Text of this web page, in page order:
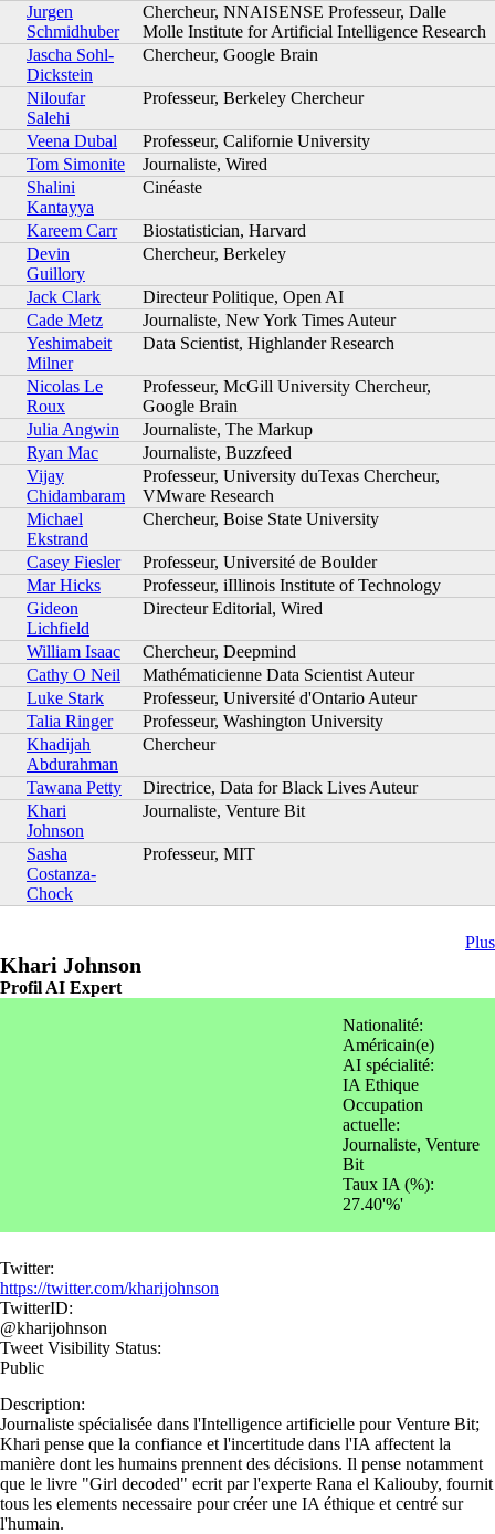
Jurgen
Schmidhuber
Chercheur, NNAISENSE Professeur, Dalle
Molle Institute for Artificial Intelligence Research
Jascha Sohl-
Dickstein
Chercheur, Google Brain
Niloufar
Salehi
Professeur, Berkeley Chercheur
Veena Dubal
Professeur, Californie University
Tom Simonite
Journaliste, Wired
Shalini
Kantayya
Cinéaste
Kareem Carr
Biostatistician, Harvard
Devin
Guillory
Chercheur, Berkeley
Jack Clark
Directeur Politique, Open AI
Cade Metz
Journaliste, New York Times Auteur
Yeshimabeit
Milner
Data Scientist, Highlander Research
Nicolas Le
Roux
Professeur, McGill University Chercheur,
Google Brain
Julia Angwin
Journaliste, The Markup
Ryan Mac
Journaliste, Buzzfeed
Vijay
Chidambaram
Professeur, University duTexas Chercheur,
VMware Research
Michael
Ekstrand
Chercheur, Boise State University
Casey Fiesler
Professeur, Université de Boulder
Mar Hicks
Professeur, iIllinois Institute of Technology
Gideon
Lichfield
Directeur Editorial, Wired
William Isaac
Chercheur, Deepmind
Cathy O Neil
Mathématicienne Data Scientist Auteur
Luke Stark
Professeur, Université d'Ontario Auteur
Talia Ringer
Professeur, Washington University
Khadijah
Abdurahman
Chercheur
Tawana Petty
Directrice, Data for Black Lives Auteur
Khari
Johnson
Journaliste, Venture Bit
Sasha
Costanza-
Chock
Professeur, MIT
Plus
Khari Johnson
Profil AI Expert
Nationalité:
Américain(e)
AI spécialité:
IA Ethique
Occupation
actuelle:
Journaliste, Venture
Bit
Taux IA (%):
27.40'%'
Twitter:
https://twitter.com/kharijohnson
TwitterID:
@kharijohnson
Tweet Visibility Status:
Public
Description:
Journaliste spécialisée dans l'Intelligence artificielle pour Venture Bit;
Khari pense que la confiance et l'incertitude dans l'IA affectent la
manière dont les humains prennent des décisions. Il pense notamment
que le livre "Girl decoded" ecrit par l'experte Rana el Kaliouby, fournit
tous les elements necessaire pour créer une IA éthique et centré sur
l'humain.